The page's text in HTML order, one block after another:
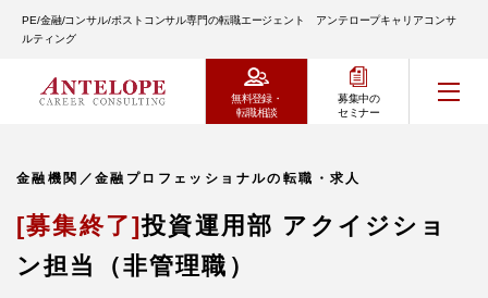
PE/金融/コンサル/ポストコンサル専門の転職エージェント アンテロープキャリアコンサ
ルティング
無料登録・
転職相談
募集中の
セミナー
金融機関／金融プロフェッショナルの転職・求人
[募集終了]投資運用部 アクイジショ
ン担当（非管理職）